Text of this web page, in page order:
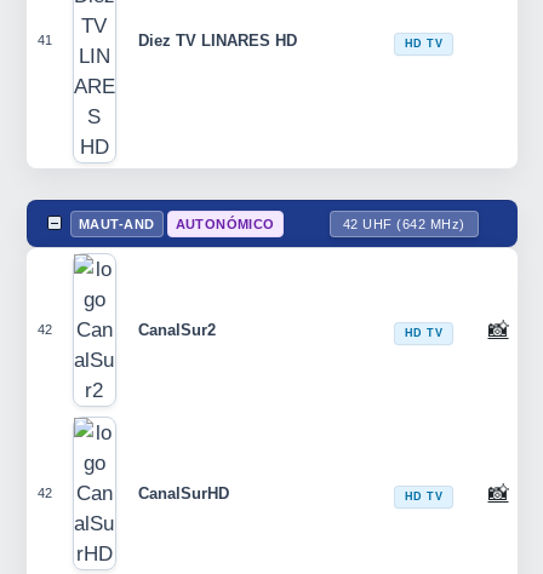
41 Diez TV LINARES HD HD TV
MAUT-AND AUTONÓMICO 42 UHF (642 MHz)
42 CanalSur2 HD TV 📸
42 CanalSurHD HD TV 📸